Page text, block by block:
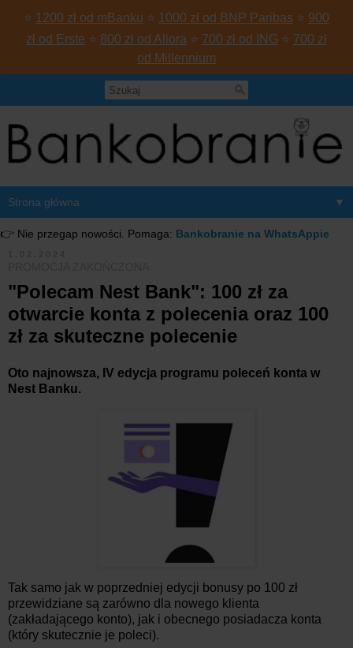
⭐ 1200 zł od mBanku ⭐ 1000 zł od BNP Paribas ⭐ 900
zł od Erste ⭐ 800 zł od Aliora ⭐ 700 zł od ING ⭐ 700 zł
od Millennium
▼
👉 Nie przegap nowości. Pomaga: Bankobranie na WhatsAppie
"Polecam Nest Bank": 100 zł za
otwarcie konta z polecenia oraz 100
zł za skuteczne polecenie
Oto najnowsza, IV edycja programu poleceń konta w
Nest Banku.
Tak samo jak w poprzedniej edycji bonusy po 100 zł
przewidziane są zarówno dla nowego klienta
(zakładającego konto), jak i obecnego posiadacza konta
(który skutecznie je poleci).